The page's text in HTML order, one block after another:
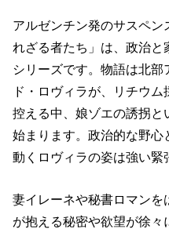
アルゼンチン発のサスペ
れざる者たち」は、政治と
シリーズです。物語は北
ド・ロヴィラが、リチウ
控える中、娘ゾエの誘拐と
始まります。政治的な野
動くロヴィラの姿は強い緊
妻イレーネや秘書ロマンを
が抱える秘密や欲望が徐